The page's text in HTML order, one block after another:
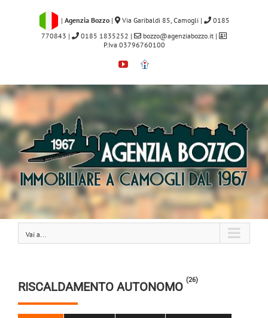
| Agenzia Bozzo | Via Garibaldi 85, Camogli |
0185
770843 | 0185 1835252 | bozzo@agenziabozzo.it|
P.Iva 03796760100
YouTube
Immobiliare.it
Vai a...
RISCALDAMENTO AUTONOMO (26)